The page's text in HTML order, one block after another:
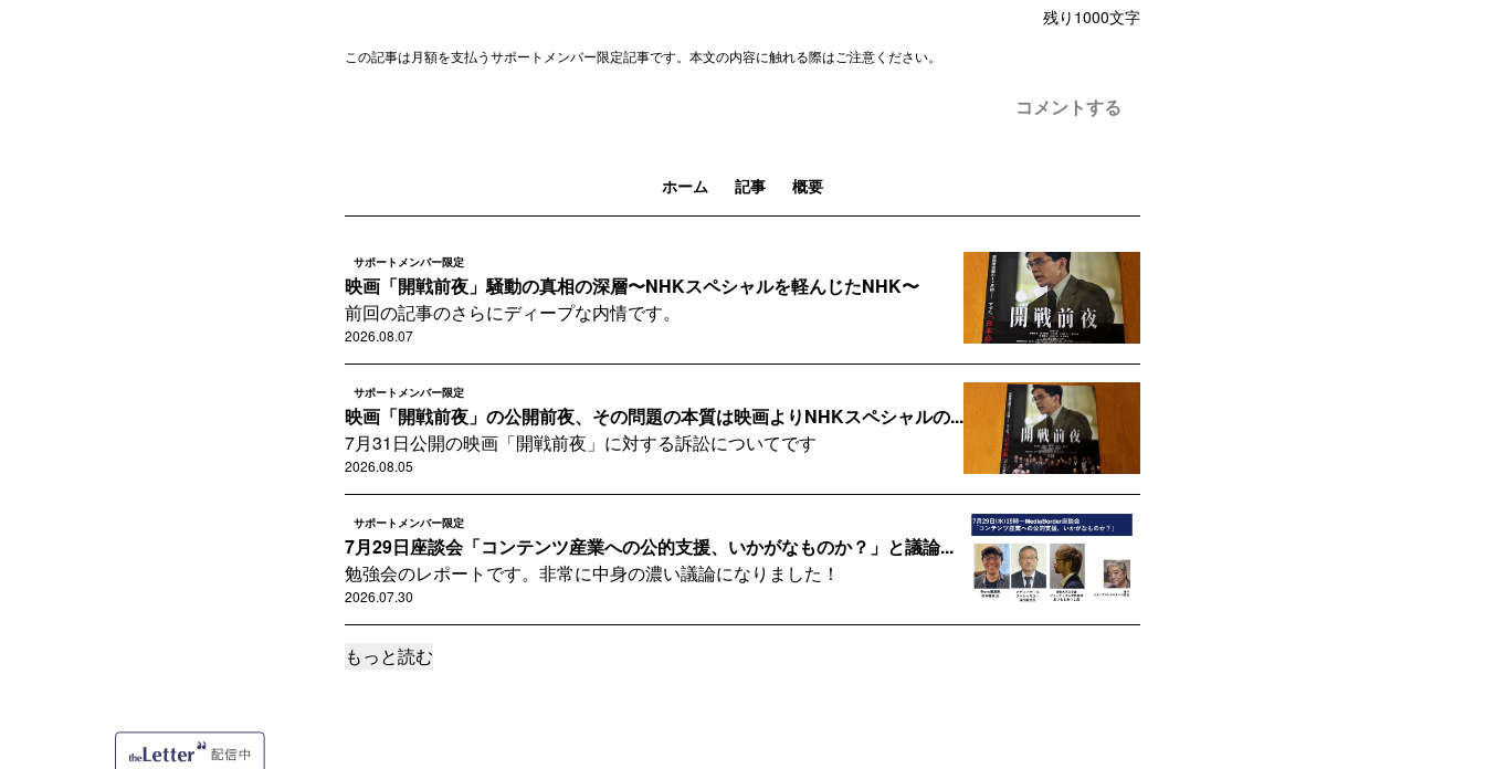
残り 1000文字
この記事は月額を支払うサポートメンバー限定記事です。本文の内容に触れる際はご注意ください。
コメントする
ホーム 記事 概要
サポートメンバー限定
映画「開戦前夜」騒動の真相の深層〜NHKスペシャルを軽んじたNHK〜
前回の記事のさらにディープな内情です。
2026.08.07
サポートメンバー限定
映画「開戦前夜」の公開前夜、その問題の本質は映画よりNHKスペシャルの...
7月31日公開の映画「開戦前夜」に対する訴訟についてです
2026.08.05
サポートメンバー限定
7月29日座談会「コンテンツ産業への公的支援、いかがなものか？」と議論...
勉強会のレポートです。非常に中身の濃い議論になりました！
2026.07.30
サポートメンバー限定
もっと読む